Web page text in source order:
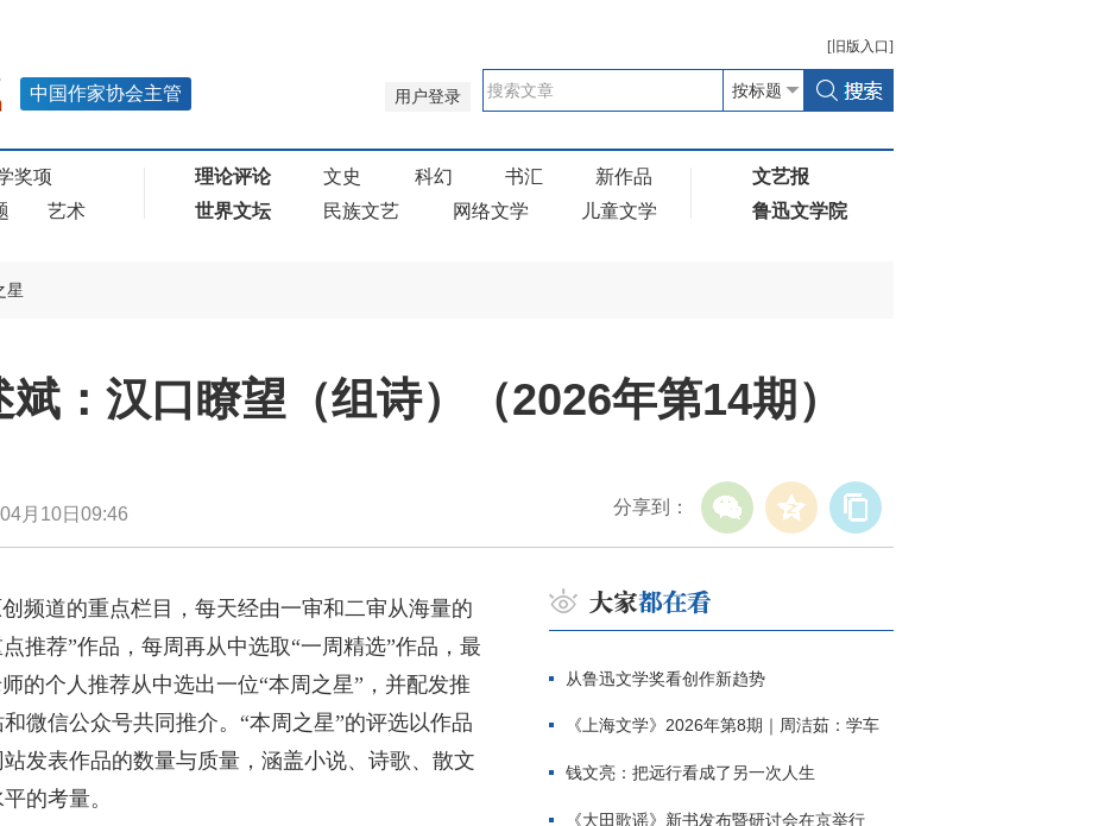
[ 旧版 入口]
用户登录
中国作家协会主管
奖项
艺术
理论评论 文史 科幻 书汇
新作品
世界文坛
民族文艺 网络文学 儿童文学
文艺报
鲁迅文学院
星
：汉口瞭望（组诗）（2026年第14期）
分享到：
月10日09:46
频道的重点栏目，每天经由一审和二审从海量的
推荐”作品，每周再从中选取“一周精选”作品，最
的个人推荐从中选出一位“本周之星”，并配发推
微信公众号共同推介。“本周之星”的评选以作品
发表作品的数量与质量，涵盖小说、诗歌、散文
的考量。
从鲁迅文学奖看创作新趋势
《上海文学》2026年第8期｜周洁茹：学车
钱文亮：把远行看成了另一次人生
《大田歌谣》新书发布暨研讨会在京举行